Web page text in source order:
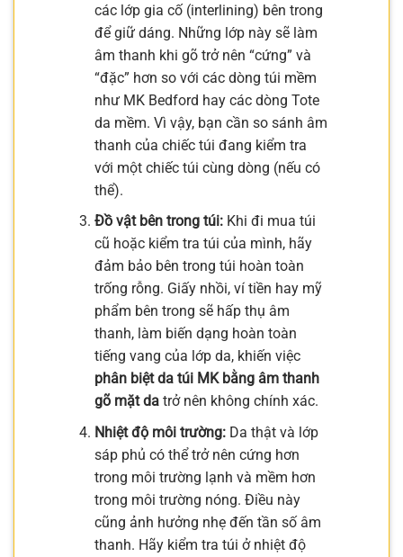
các lớp gia cố (interlining) bên trong
để giữ dáng. Những lớp này sẽ làm
âm thanh khi gõ trở nên “cứng” và
“đặc” hơn so với các dòng túi mềm
như MK Bedford hay các dòng Tote
da mềm. Vì vậy, bạn cần so sánh âm
thanh của chiếc túi đang kiểm tra
với một chiếc túi cùng dòng (nếu có
thể).
Đồ vật bên trong túi:Khi đi mua túi
cũ hoặc kiểm tra túi của mình, hãy
đảm bảo bên trong túi hoàn toàn
trống rỗng. Giấy nhồi, ví tiền hay mỹ
phẩm bên trong sẽ hấp thụ âm
thanh, làm biến dạng hoàn toàn
tiếng vang của lớp da, khiến việc
phân biệt da túi MK bằng âm thanh
gõ mặt datrở nên không chính xác.
Nhiệt độ môi trường:Da thật và lớp
sáp phủ có thể trở nên cứng hơn
trong môi trường lạnh và mềm hơn
trong môi trường nóng. Điều này
cũng ảnh hưởng nhẹ đến tần số âm
thanh. Hãy kiểm tra túi ở nhiệt độ